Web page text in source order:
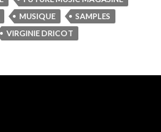
MUSIQUE
SAMPLES
VIRGINIE DRICOT